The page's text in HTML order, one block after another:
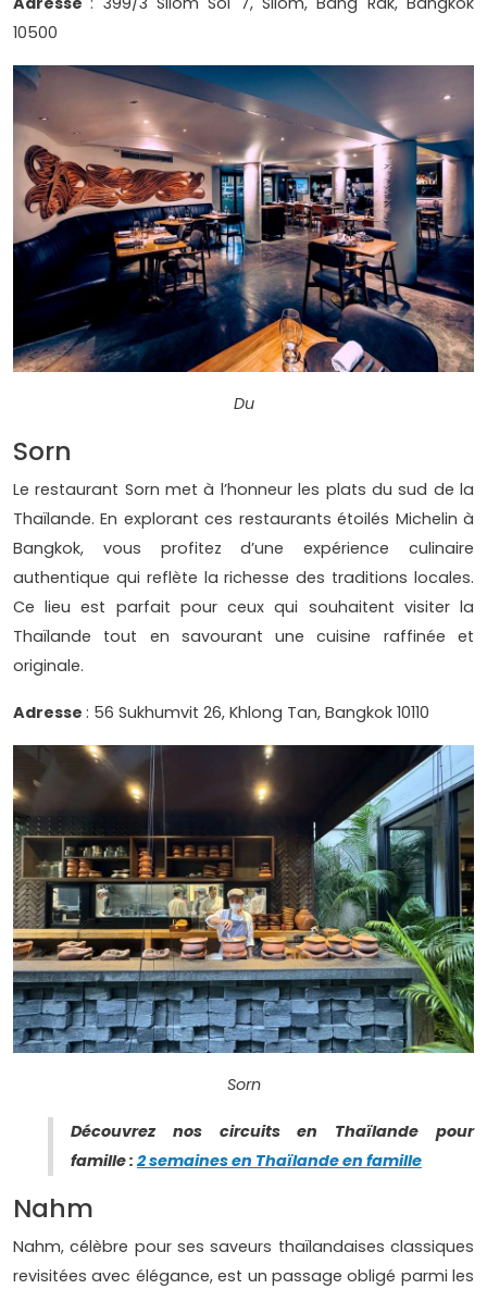
10500
Du
Sorn
Le restaurant Sorn met à l’honneur les plats du sud de la
Thaïlande. En explorant ces restaurants étoilés Michelin à
Bangkok, vous profitez d’une expérience culinaire
authentique qui reflète la richesse des traditions locales.
Ce lieu est parfait pour ceux qui souhaitent visiter la
Thaïlande tout en savourant une cuisine raffinée et
originale.
Adresse : 56 Sukhumvit 26, Khlong Tan, Bangkok 10110
Sorn
Découvrez nos circuits en Thaïlande pour
famille : 2 semaines en Thaïlande en famille
Nahm
Nahm, célèbre pour ses saveurs thaïlandaises classiques
revisitées avec élégance, est un passage obligé parmi les